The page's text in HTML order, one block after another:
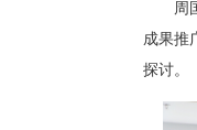
周
成果推
探讨。